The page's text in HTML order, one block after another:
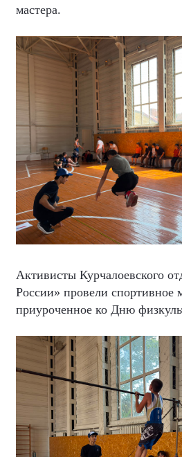
мастера.
Активисты Курчалоевского
России» провели спортивное
приуроченное ко Дню